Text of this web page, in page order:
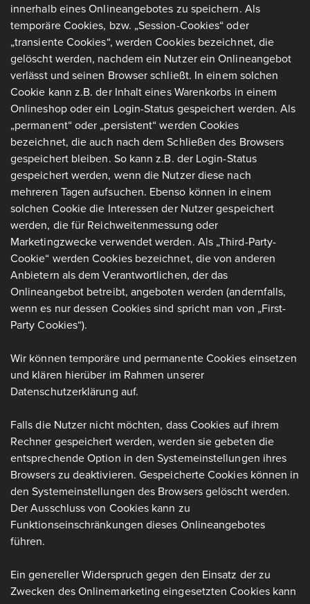
innerhalb eines Onlineangebotes zu speichern. Als
temporäre Cookies, bzw. „Session-Cookies“ oder
„transiente Cookies“, werden Cookies bezeichnet, die
gelöscht werden, nachdem ein Nutzer ein Onlineangebot
verlässt und seinen Browser schließt. In einem solchen
Cookie kann z.B. der Inhalt eines Warenkorbs in einem
Onlineshop oder ein Login-Status gespeichert werden. Als
„permanent“ oder „persistent“ werden Cookies
bezeichnet, die auch nach dem Schließen des Browsers
gespeichert bleiben. So kann z.B. der Login-Status
gespeichert werden, wenn die Nutzer diese nach
mehreren Tagen aufsuchen. Ebenso können in einem
solchen Cookie die Interessen der Nutzer gespeichert
werden, die für Reichweitenmessung oder
Marketingzwecke verwendet werden. Als „Third-Party-
Cookie“ werden Cookies bezeichnet, die von anderen
Anbietern als dem Verantwortlichen, der das
Onlineangebot betreibt, angeboten werden (andernfalls,
wenn es nur dessen Cookies sind spricht man von „First-
Party Cookies“).
Wir können temporäre und permanente Cookies einsetzen
und klären hierüber im Rahmen unserer
Datenschutzerklärung auf.
Falls die Nutzer nicht möchten, dass Cookies auf ihrem
Rechner gespeichert werden, werden sie gebeten die
entsprechende Option in den Systemeinstellungen ihres
Browsers zu deaktivieren. Gespeicherte Cookies können in
den Systemeinstellungen des Browsers gelöscht werden.
Der Ausschluss von Cookies kann zu
Funktionseinschränkungen dieses Onlineangebotes
führen.
Ein genereller Widerspruch gegen den Einsatz der zu
Zwecken des Onlinemarketing eingesetzten Cookies kann